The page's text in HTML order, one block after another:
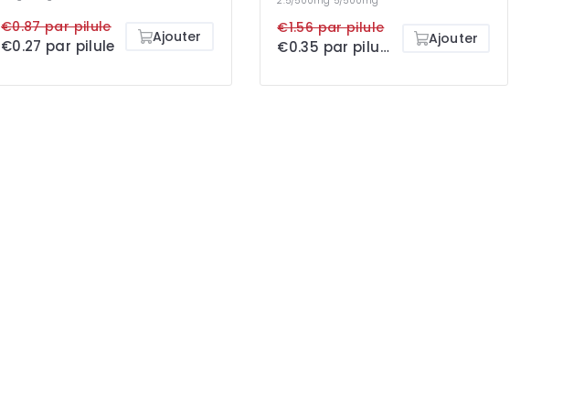
€0.87 par pilule
€0.27 par pilule Ajouter €1.56 par pilule
€0.35 par pilule Ajouter